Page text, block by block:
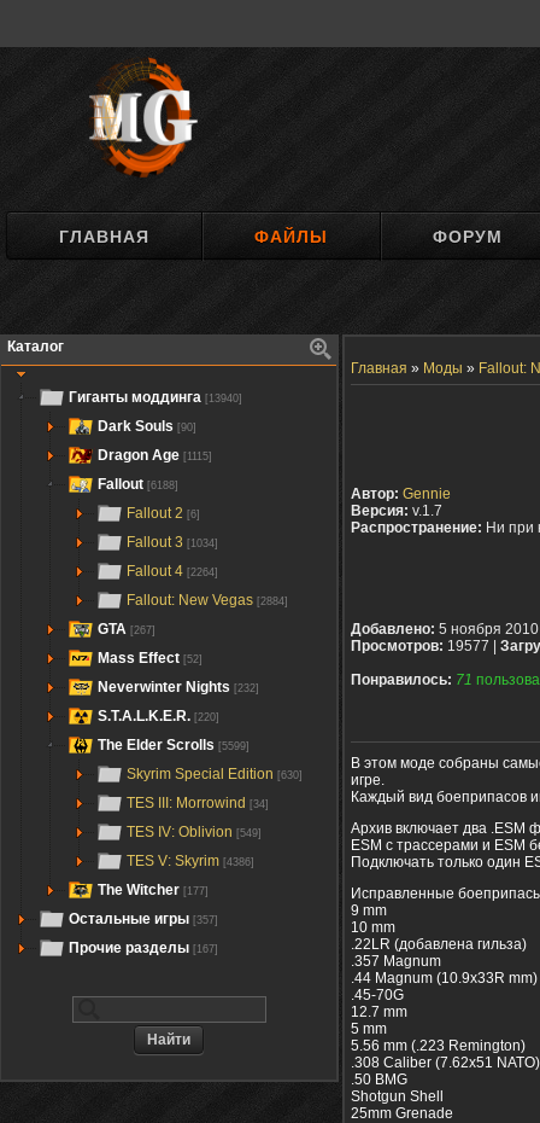
ГЛАВНАЯ ФАЙЛЫ ФОРУМ
Каталог
Гиганты моддинга [13940]
Dark Souls [90]
Dragon Age [1115]
Fallout [6188]
Fallout 2 [6]
Fallout 3 [1034]
Fallout 4 [2264]
Fallout: New Vegas [2884]
GTA [267]
Mass Effect [52]
Neverwinter Nights [232]
S.T.A.L.K.E.R. [220]
The Elder Scrolls [5599]
Skyrim Special Edition [630]
TES III: Morrowind [34]
TES IV: Oblivion [549]
TES V: Skyrim [4386]
The Witcher [177]
Остальные игры [357]
Прочие разделы [167]
Главная » Моды » Fallout:
Автор: Gennie
Версия: v.1.7
Распространение: Ни при
Добавлено: 5 ноября 2010
Просмотров: 19577 |
Понравилось: 71
В этом моде собраны
игре.
Каждый вид боеприпасов
Архив включает два .ESM
ESM с трассерами и ESM
Подключать только один
Исправленные
9 mm
10 mm
.22LR (добавлена гильза)
.357 Magnum
.44 Magnum (10.9x33R mm)
.45-70G
12.7 mm
5 mm
5.56 mm (.223 Remington)
.308 Caliber (7.62x51 NATO)
.50 BMG
Shotgun Shell
25mm Grenade